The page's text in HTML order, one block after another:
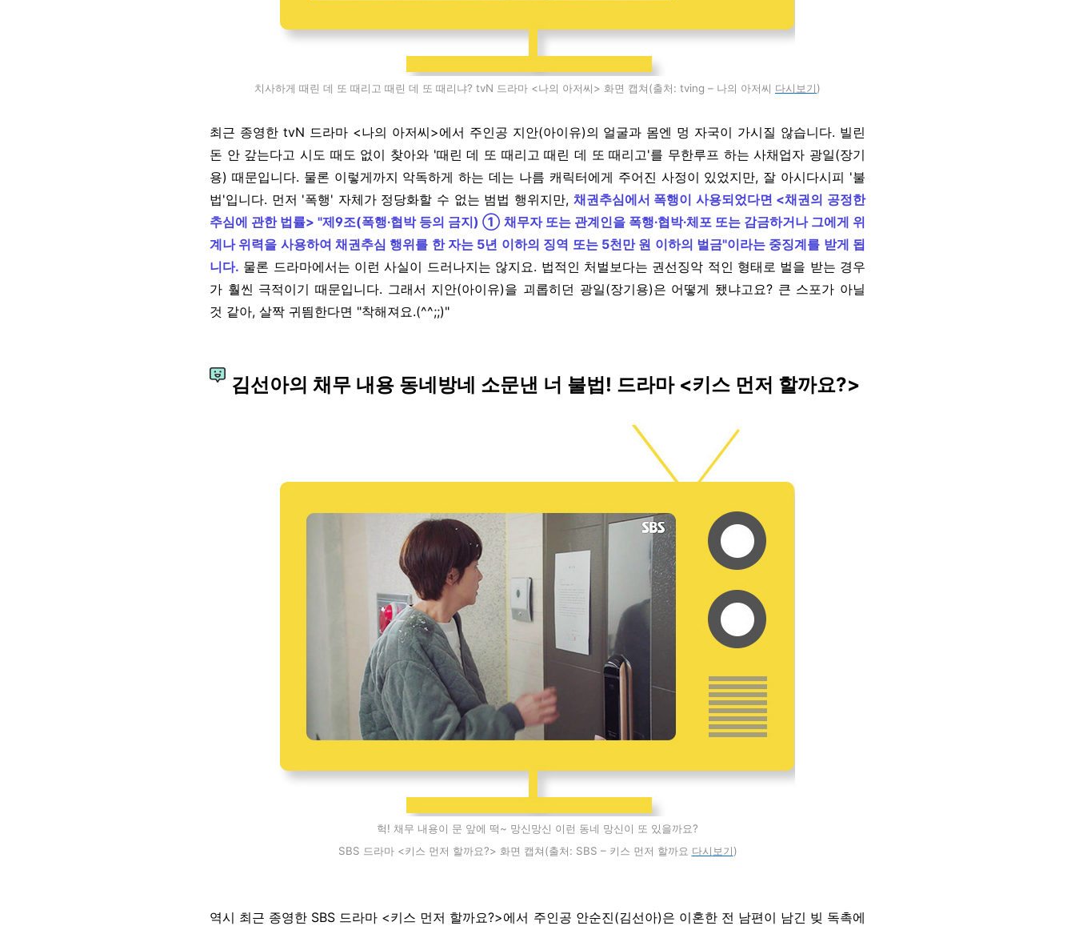
치사하게 때린 데 또 때리고 때린 데 또 때리냐? tvN 드라마 <나의 아저씨> 화면 캡쳐(출처: tving – 나의 아저씨 다시 보기)
최근 종영한 tvN 드라마 <나의 아저씨>에서 주인공 지안(아이유)의 얼굴과 몸엔 멍 자국이 가시질 않습니다. 빌린
돈 안 갚는다고 시도 때도 없이 찾아와 '때린 데 또 때리고 때린 데 또 때리고'를 무한루프 하는 사채업자 광일(장기
용) 때문입니다. 물론 이렇게까지 악독하게 하는 데는 나름 캐릭터에게 주어진 사정이 있었지만, 잘 아시다시피 '불
법'입니다. 먼저 '폭행' 자체가 정당화할 수 없는 범법 행위지만, 채권추심에서 폭행이 사용되었다면 <채권의 공정한
추심에 관한 법률> "제9조(폭행∙협박 등의 금지) ① 채무자 또는 관계인을 폭행∙협박∙체포 또는 감금하거나 그에게 위
계나 위력을 사용하여 채권추심 행위를 한 자는 5년 이하의 징역 또는 5천만 원 이하의 벌금"이라는 중징계를 받게 됩
니다. 물론 드라마에서는 이런 사실이 드러나지는 않지요. 법적인 처벌보다는 권선징악 적인 형태로 벌을 받는 경우
가 훨씬 극적이기 때문입니다. 그래서 지안(아이유)을 괴롭히던 광일(장기용)은 어떻게 됐냐고요? 큰 스포가 아닐
것 같아, 살짝 귀띔한다면 "착해져요.(^^;;)"
김선아의 채무 내용 동네방네 소문낸 너 불법! 드라마 <키스 먼저 할까요?>
헉! 채무 내용이 문 앞에 떡~ 망신망신 이런 동네 망신이 또 있을까요?
SBS 드라마 <키스 먼저 할까요?> 화면 캡쳐(출처: SBS – 키스 먼저 할까요 다시 보기)
역시 최근 종영한 SBS 드라마 <키스 먼저 할까요?>에서 주인공 안순진(김선아)은 이혼한 전 남편이 남긴 빚 독촉에